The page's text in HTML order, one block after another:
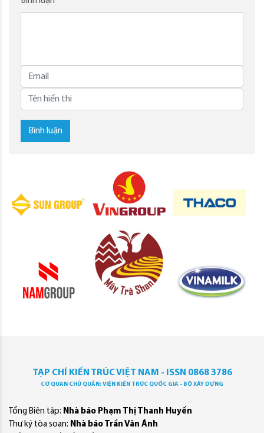
Bình luận
TẠP CHÍ KIẾN TRÚC VIỆT NAM - ISSN 0868 3786
CƠ QUAN CHỦ QUẢN: VIỆN KIẾN TRÚC QUỐC GIA - BỘ XÂY DỰNG
Tổng Biên tập: Nhà báo Phạm Thị Thanh Huyền
Thư ký tòa soạn: Nhà báo Trần Văn Ánh